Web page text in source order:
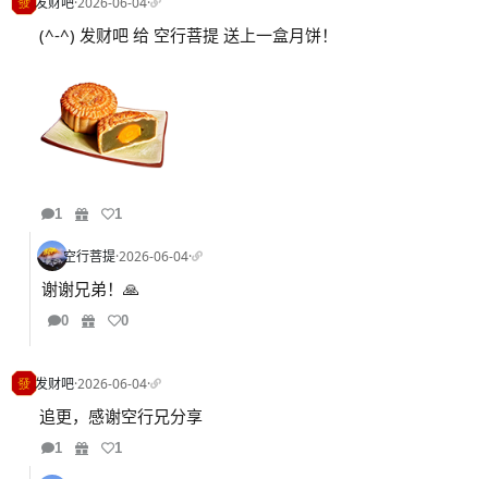
(^-^) 发财吧 给 空行菩提 送上一盒月饼！
1 1
空行菩提·2026-06-04·
谢谢兄弟！🙏
0 0
发财吧·2026-06-04·
追更，感谢空行兄分享
1 1